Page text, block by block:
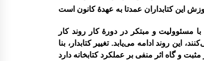
با مسئوولیت و مبتکر در دورۀ کار روند کار
این روند ادامه می‌یابد. تغییر کتابدار، بنا